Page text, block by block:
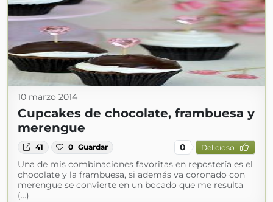
10 marzo 2014
Cupcakes de chocolate, frambuesa y
merengue
41 0 Guardar 0 Delicioso
Una de mis combinaciones favoritas en repostería es el
chocolate y la frambuesa, si además va coronado con
merengue se convierte en un bocado que me resulta
(...)